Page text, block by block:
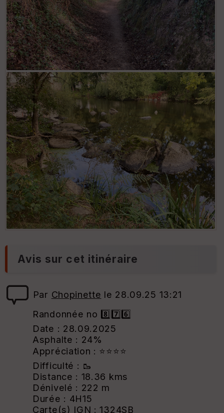
Avis sur cet itinéraire
Par Chopinette le 28.09.25 13:21
Randonnée no 8️⃣7️⃣6️⃣
Date : 28.09.2025
Asphalte : 24%
Appréciation : ⭐⭐⭐⭐
Difficulté : 🥾
Distance : 18.36 kms
Dénivelé : 222 m
Durée : 4H15
Carte(s) IGN : 1324SB